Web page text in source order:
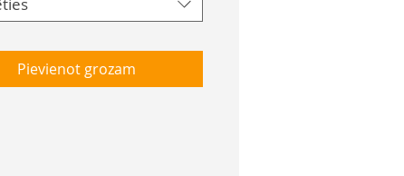
Pievienot grozam